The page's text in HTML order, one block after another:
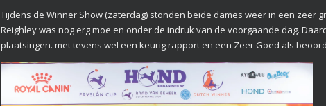
Tijdens de Winner Show (zaterdag) stonden beide dames weer in een zeer
Reighley was nog erg moe en onder de indruk van de voorgaande dag.
plaatsingen. met tevens wel een keurig rapport en een Zeer Goed als